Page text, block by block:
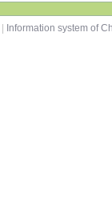
Information system of